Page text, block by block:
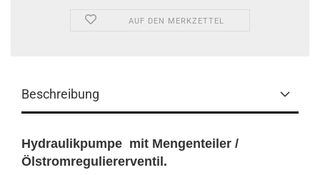
AUF DEN MERKZETTEL
Beschreibung
Hydraulikpumpe mit Mengenteiler /
Ölstromreguliererventil.